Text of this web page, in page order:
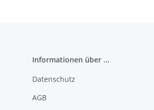
Informationen über ...
Datenschutz
AGB